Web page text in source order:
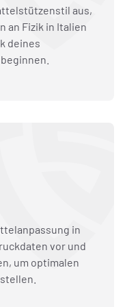
aus,
an Fizik in Italien
deines
in
vor und
um optimalen